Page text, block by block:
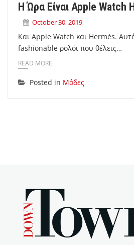
Η Ώρα Είναι Apple Watch
October 30, 2019
Και Apple Watch και Hermès.
fashionable ρολόι που θέλεις…
READ MORE
Posted in Μόδες